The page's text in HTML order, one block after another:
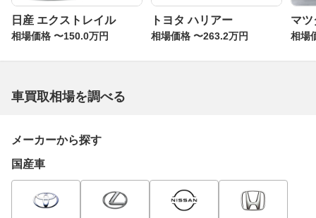
日産 エクストレイル
相場価格 〜150.0万円
トヨタ ハリアー
相場価格 〜263.2万円
マツ
相場
車買取相場を調べる
メーカーから探す
国産車